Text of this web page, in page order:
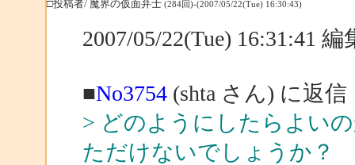
□投稿者/ 魔界の仮面弁士 (284回)-(2007/05/22(Tue) 16:30:43)
2007/05/22(Tue) 16:31:41
■No3754(shta さん) に返信
> どのようにしたらよい
ただけないでしょうか？